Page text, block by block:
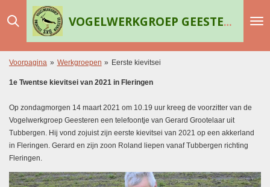
direct
de
hoofdinhoud
VOGELWERKGROEP GEESTEREN
Voorpagina » Werkgroepen » Eerste kievitsei
1e Twentse kievitsei van 2021 in Fleringen
Op zondagmorgen 14 maart 2021 om 10.19 uur kreeg de voorzitter van de
Vogelwerkgroep Geesteren een telefoontje van Gerard Grootelaar uit
Tubbergen. Hij vond zojuist zijn eerste kievitsei van 2021 op een akkerland
in Fleringen. Gerard en zijn zoon Roland liepen vanaf Tubbergen richting
Fleringen.